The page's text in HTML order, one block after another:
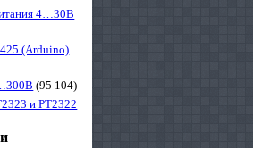
4…30В
(Arduino)
(95 104)
и PT2322